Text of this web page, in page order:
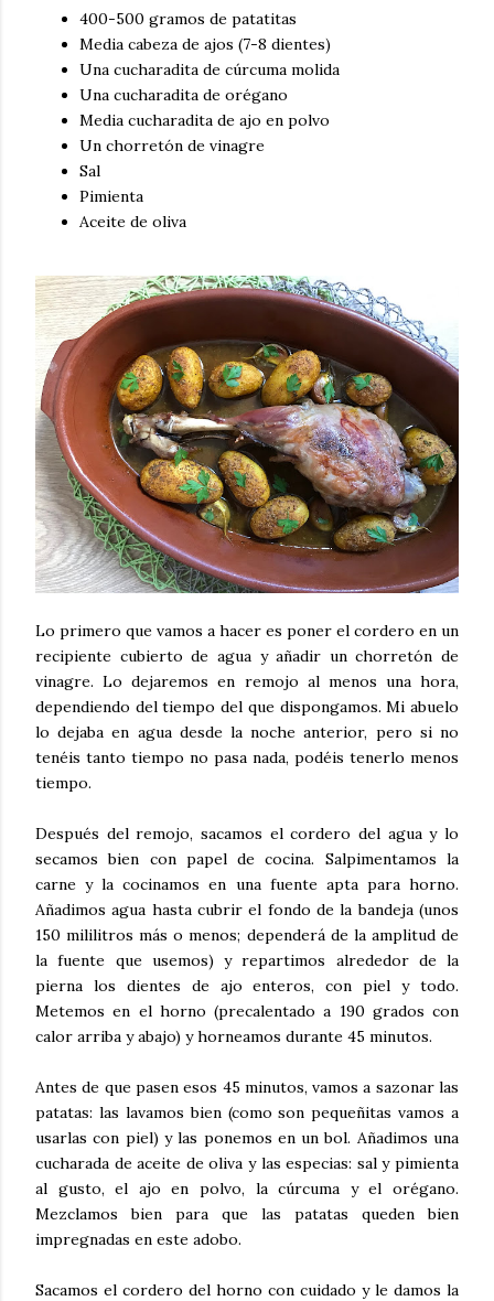
400-500 gramos de patatitas
Media cabeza de ajos (7-8 dientes)
Una cucharadita de cúrcuma molida
Una cucharadita de orégano
Media cucharadita de ajo en polvo
Un chorretón de vinagre
Sal
Pimienta
Aceite de oliva
Lo primero que vamos a hacer es poner el cordero en un
recipiente cubierto de agua y añadir un chorretón de
vinagre. Lo dejaremos en remojo al menos una hora,
dependiendo del tiempo del que dispongamos. Mi abuelo
lo dejaba en agua desde la noche anterior, pero si no
tenéis tanto tiempo no pasa nada, podéis tenerlo menos
tiempo.
Después del remojo, sacamos el cordero del agua y lo
secamos bien con papel de cocina. Salpimentamos la
carne y la cocinamos en una fuente apta para horno.
Añadimos agua hasta cubrir el fondo de la bandeja (unos
150 mililitros más o menos; dependerá de la amplitud de
la fuente que usemos) y repartimos alrededor de la
pierna los dientes de ajo enteros, con piel y todo.
Metemos en el horno (precalentado a 190 grados con
calor arriba y abajo) y horneamos durante 45 minutos.
Antes de que pasen esos 45 minutos, vamos a sazonar las
patatas: las lavamos bien (como son pequeñitas vamos a
usarlas con piel) y las ponemos en un bol. Añadimos una
cucharada de aceite de oliva y las especias: sal y pimienta
al gusto, el ajo en polvo, la cúrcuma y el orégano.
Mezclamos bien para que las patatas queden bien
impregnadas en este adobo.
Sacamos el cordero del horno con cuidado y le damos la